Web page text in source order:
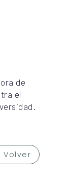
de
el
Volver